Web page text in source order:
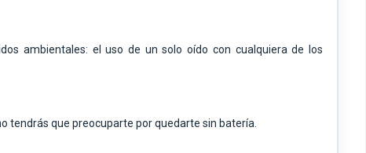
ambientales: el uso de un solo oído con cualquiera de los
tendrás que preocuparte por quedarte sin batería.